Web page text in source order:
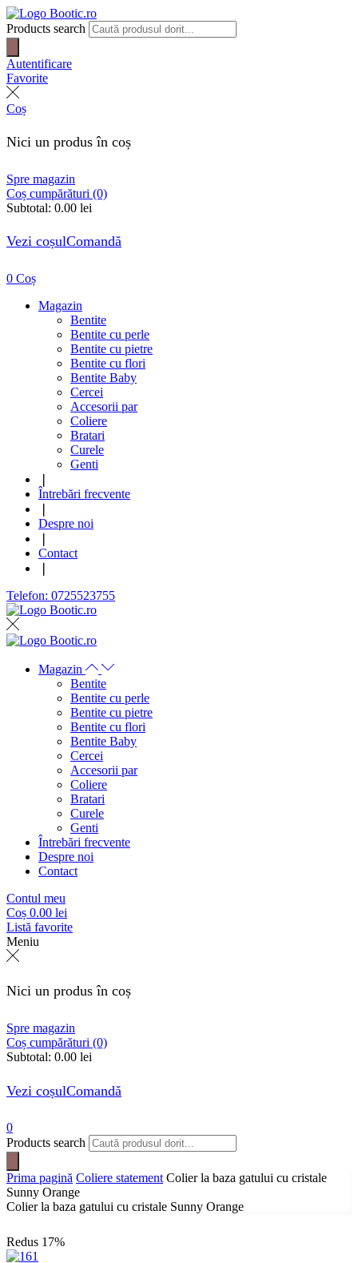
Products search
Autentificare
Favorite
Coș
Nici un produs în coș
Spre magazin
Coș cumpărături (0)
Subtotal: 0.00 lei
Vezi coșulComandă
0 Coș
Magazin
Bentite
Bentite cu perle
Bentite cu pietre
Bentite cu flori
Bentite Baby
Cercei
Accesorii par
Coliere
Bratari
Curele
Genti
Întrebări frecvente
Despre noi
Contact
Telefon: 0725523755
Magazin
Bentite
Bentite cu perle
Bentite cu pietre
Bentite cu flori
Bentite Baby
Cercei
Accesorii par
Coliere
Bratari
Curele
Genti
Întrebări frecvente
Despre noi
Contact
Contul meu
Coș 0.00 lei
Listă favorite
Meniu
Nici un produs în coș
Spre magazin
Coș cumpărături (0)
Subtotal: 0.00 lei
Vezi coșulComandă
0
Products search
Prima pagină Coliere statement Colier la baza gatului cu cristale
Sunny Orange
Colier la baza gatului cu cristale Sunny Orange
Redus 17%